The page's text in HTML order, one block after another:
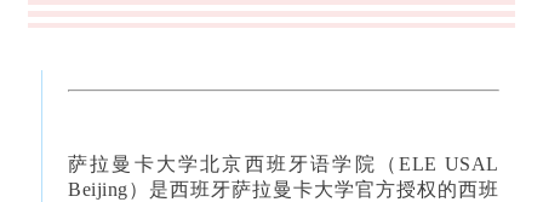
萨拉曼卡大学北京西班牙语学院（ELE USAL
Beijing）是西班牙萨拉曼卡大学官方授权的西班